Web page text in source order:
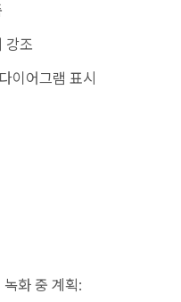
강조
이어그램 표시
화 중 계획: